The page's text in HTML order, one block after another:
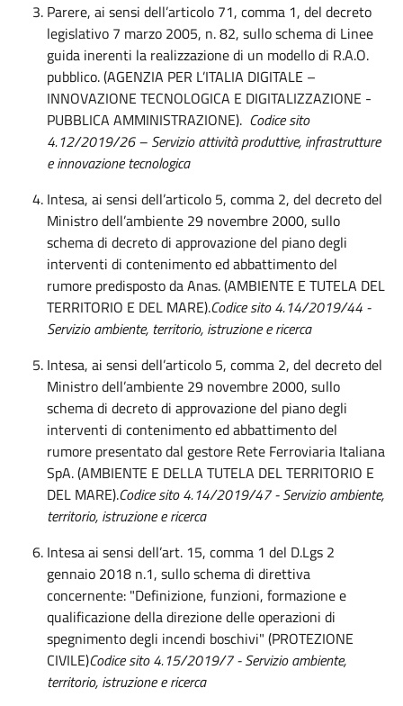
Parere, ai sensi dell’articolo 71, comma 1, del decreto
legislativo 7 marzo 2005, n. 82, sullo schema di Linee
guida inerenti la realizzazione di un modello di R.A.O.
pubblico. (AGENZIA PER L’ITALIA DIGITALE –
INNOVAZIONE TECNOLOGICA E DIGITALIZZAZIONE -
PUBBLICA AMMINISTRAZIONE). Codice sito
4.12/2019/26 – Servizio attività produttive, infrastrutture
e innovazione tecnologica
Intesa, ai sensi dell’articolo 5, comma 2, del decreto del
Ministro dell’ambiente 29 novembre 2000, sullo
schema di decreto di approvazione del piano degli
interventi di contenimento ed abbattimento del
rumore predisposto da Anas. (AMBIENTE E TUTELA DEL
TERRITORIO E DEL MARE).Codice sito 4.14/2019/44 -
Servizio ambiente, territorio, istruzione e ricerca
Intesa, ai sensi dell’articolo 5, comma 2, del decreto del
Ministro dell’ambiente 29 novembre 2000, sullo
schema di decreto di approvazione del piano degli
interventi di contenimento ed abbattimento del
rumore presentato dal gestore Rete Ferroviaria Italiana
SpA. (AMBIENTE E DELLA TUTELA DEL TERRITORIO E
DEL MARE).Codice sito 4.14/2019/47 - Servizio ambiente,
territorio, istruzione e ricerca
Intesa ai sensi dell’art. 15, comma 1 del D.Lgs 2
gennaio 2018 n.1, sullo schema di direttiva
concernente: "Definizione, funzioni, formazione e
qualificazione della direzione delle operazioni di
spegnimento degli incendi boschivi" (PROTEZIONE
CIVILE)Codice sito 4.15/2019/7 - Servizio ambiente,
territorio, istruzione e ricerca